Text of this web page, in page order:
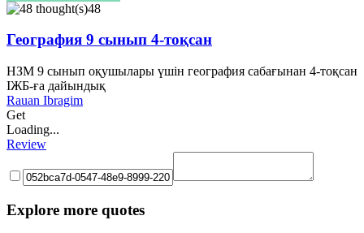
48
География 9 сынып 4-тоқсан
НЗМ 9 сынып оқушылары үшін география сабағынан 4-тоқсан
ІЖБ-ға дайындық
Rauan Ibragim
Get
Loading...
Review
Explore more quotes